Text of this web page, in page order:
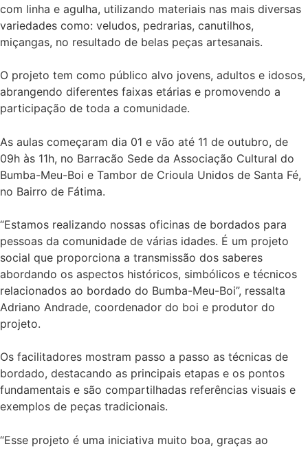
com linha e agulha, utilizando materiais nas mais diversas
variedades como: veludos, pedrarias, canutilhos,
miçangas, no resultado de belas peças artesanais.
O projeto tem como público alvo jovens, adultos e idosos,
abrangendo diferentes faixas etárias e promovendo a
participação de toda a comunidade.
As aulas começaram dia 01 e vão até 11 de outubro, de
09h às 11h, no Barracão Sede da Associação Cultural do
Bumba-Meu-Boi e Tambor de Crioula Unidos de Santa Fé,
no Bairro de Fátima.
“Estamos realizando nossas oficinas de bordados para
pessoas da comunidade de várias idades. É um projeto
social que proporciona a transmissão dos saberes
abordando os aspectos históricos, simbólicos e técnicos
relacionados ao bordado do Bumba-Meu-Boi”, ressalta
Adriano Andrade, coordenador do boi e produtor do
projeto.
Os facilitadores mostram passo a passo as técnicas de
bordado, destacando as principais etapas e os pontos
fundamentais e são compartilhadas referências visuais e
exemplos de peças tradicionais.
“Esse projeto é uma iniciativa muito boa, graças ao